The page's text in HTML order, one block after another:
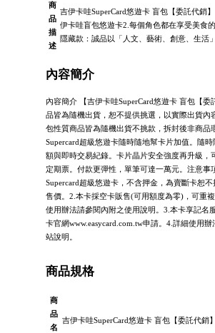
商
品
描
述
吉伊卡哇SuperCard悠遊卡 盲包【委託代銷
伊卡哇盲包悠遊卡2.每個角色都在享受美食
隱藏款：誠品以「人文、藝術、創意、生活
內容簡介
內容簡介 【吉伊卡哇SuperCard悠遊卡 盲包【委
品皆為隨機出貨，恕不提供挑選，以實際出貨內
包性質商品皆為隨機出貨不挑款，拆封後非商品
Supercard超級悠遊卡隨時隨地幫卡片加值。隨
額與即時交易紀錄。卡片晶片安全強度再升級，
定期票。付款更彈性，單筆可達一萬元。注意事
Supercard超級悠遊卡，不含押金，為賣斷卡恕
售價。2.本卡採空卡販售(可用額度為零)，可重
使用辦法請參閱內附之使用說明。3.本卡享記名
卡官網www.easycard.com.tw申請。4.詳細使用
站說明。
商品規格
商
品
名
吉伊卡哇SuperCard悠遊卡 盲包【委託代銷】